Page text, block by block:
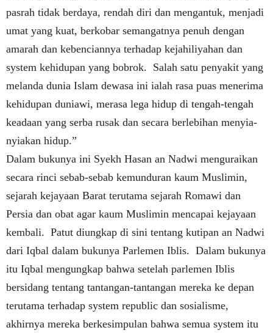
pasrah tidak berdaya, rendah diri dan mengantuk, menjadi
umat yang kuat, berkobar semangatnya penuh dengan
amarah dan kebenciannya terhadap kejahiliyahan dan
system kehidupan yang bobrok. Salah satu penyakit yang
melanda dunia Islam dewasa ini ialah rasa puas menerima
kehidupan duniawi, merasa lega hidup di tengah-tengah
keadaan yang serba rusak dan secara berlebihan menyia-
nyiakan hidup.”
Dalam bukunya ini Syekh Hasan an Nadwi menguraikan
secara rinci sebab-sebab kemunduran kaum Muslimin,
sejarah kejayaan Barat terutama sejarah Romawi dan
Persia dan obat agar kaum Muslimin mencapai kejayaan
kembali. Patut diungkap di sini tentang kutipan an Nadwi
dari Iqbal dalam bukunya Parlemen Iblis. Dalam bukunya
itu Iqbal mengungkap bahwa setelah parlemen Iblis
bersidang tentang tantangan-tantangan mereka ke depan
terutama terhadap system republic dan sosialisme,
akhirnya mereka berkesimpulan bahwa semua system itu